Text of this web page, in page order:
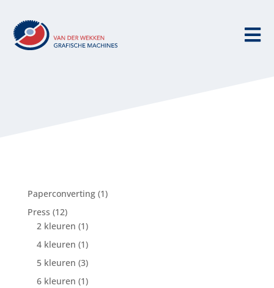

Paperconverting 11
Press 1212
producten
2 kleuren 11
product
4 kleuren 11
product
5 kleuren 33
producten
6 kleuren 11